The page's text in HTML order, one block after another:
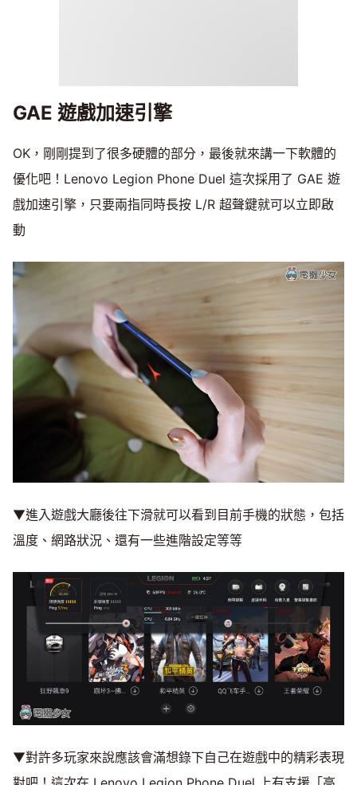
GAE 遊戲加速引擎
OK，剛剛提到了很多硬體的部分，最後就來講一下軟體的
優化吧！Lenovo Legion Phone Duel 這次採用了 GAE 遊
戲加速引擎，只要兩指同時長按 L/R 超聲鍵就可以立即啟
動
▼進入遊戲大廳後往下滑就可以看到目前手機的狀態，包括
溫度、網路狀況、還有一些進階設定等等
▼對許多玩家來說應該會滿想錄下自己在遊戲中的精彩表現